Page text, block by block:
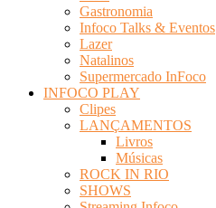
Gastronomia
Infoco Talks & Eventos
Lazer
Natalinos
Supermercado InFoco
INFOCO PLAY
Clipes
LANÇAMENTOS
Livros
Músicas
ROCK IN RIO
SHOWS